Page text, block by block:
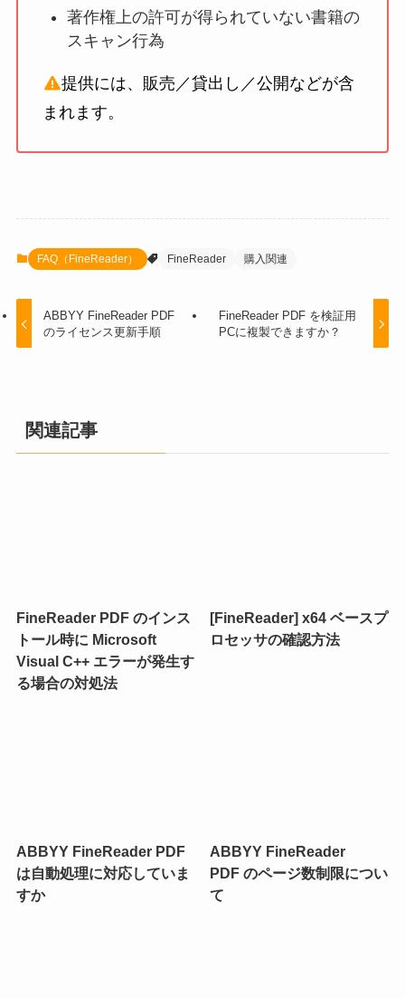
著作権上の許可が得られていない書籍の
スキャン行為
提供には、販売／貸出し／公開などが含
まれます。
FAQ（FineReader） FineReader 購入関連
ABBYY FineReader PDF
のライセンス更新手順
FineReader PDF を検証用
PCに複製できますか？
関連記事
FineReader PDF のインス
トール時に Microsoft
Visual C++ エラーが発生す
る場合の対処法
[FineReader] x64 ベースプ
ロセッサの確認方法
ABBYY FineReader PDF
は自動処理に対応していま
すか
ABBYY FineReader
PDF のページ数制限につい
て